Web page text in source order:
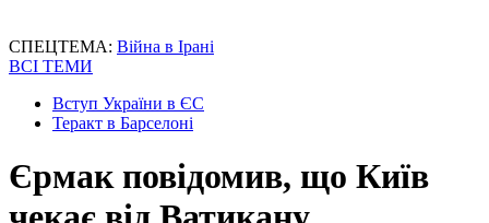
СПЕЦТЕМА: Війна в Ірані
ВСІ ТЕМИ
Вступ України в ЄС
Теракт в Барселоні
Єрмак повідомив, що Київ